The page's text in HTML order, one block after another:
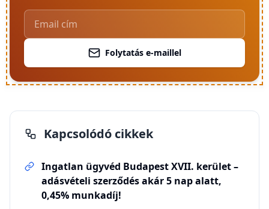
Folytatás e-maillel
Kapcsolódó cikkek
Ingatlan ügyvéd Budapest XVII. kerület –
adásvételi szerződés akár 5 nap alatt,
0,45% munkadíj!